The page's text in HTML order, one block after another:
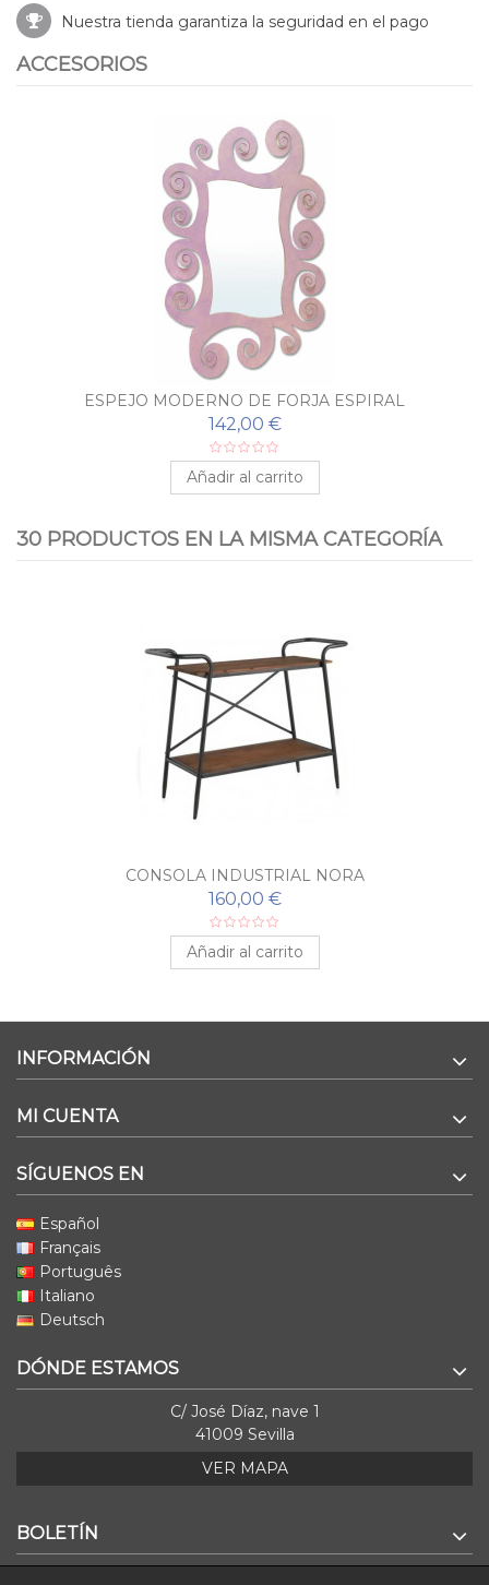
Nuestra tienda garantiza la seguridad en el pago
ACCESORIOS
ESPEJO MODERNO DE FORJA ESPIRAL
142,00 €
Añadir al carrito
30 PRODUCTOS EN LA MISMA CATEGORÍA
CONSOLA INDUSTRIAL NORA
160,00 €
Añadir al carrito
INFORMACIÓN
MI CUENTA
SÍGUENOS EN
Español
Français
Português
Italiano
Deutsch
DÓNDE ESTAMOS
C/ José Díaz, nave 1
41009 Sevilla
VER MAPA
BOLETÍN